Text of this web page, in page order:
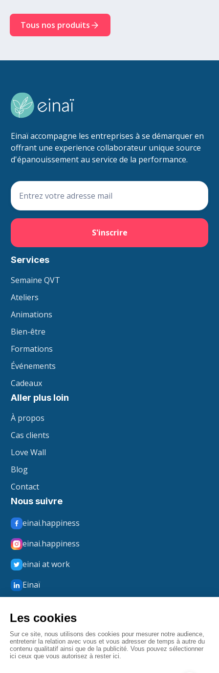
Tous nos produits
Einaï accompagne les entreprises à se démarquer en
offrant une experience collaborateur unique source
d'épanouissement au service de la performance.
Services
Semaine QVT
Ateliers
Animations
Bien-être
Formations
Événements
Cadeaux
Aller plus loin
À propos
Cas clients
Love Wall
Blog
Contact
Nous suivre
einai.happiness
einai.happiness
einai at work
Einaï
Mentions légales